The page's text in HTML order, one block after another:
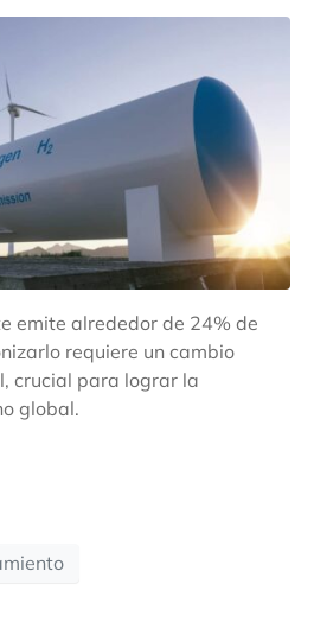
emite alrededor de 24% de
requiere un cambio
crucial para lograr la
global.